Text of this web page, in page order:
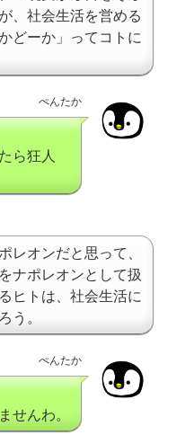
、社会生活を営める
どーか」ってコトに
ぺんたか
ら狂人
レオンだと思って、
ナポレオンとして扱
ヒトは、社会生活に
う。
ぺんたか
せんわ。